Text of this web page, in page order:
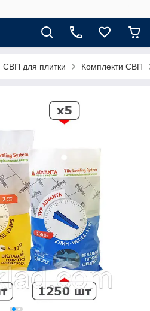
СВП для плитки Комплекти СВП